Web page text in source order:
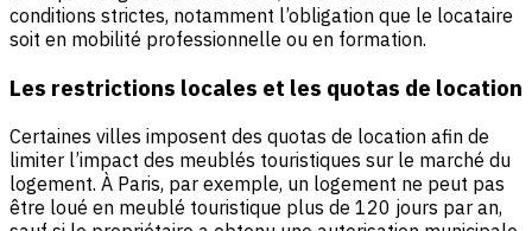
conditions strictes, notamment l’obligation que le locataire
soit en mobilité professionnelle ou en formation.
Les restrictions locales et les quotas de location
Certaines villes imposent des quotas de location afin de
limiter l’impact des meublés touristiques sur le marché du
logement. À Paris, par exemple, un logement ne peut pas
être loué en meublé touristique plus de 120 jours par an,